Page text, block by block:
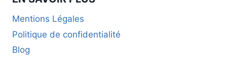
Mentions Légales
Politique de confidentialité
Blog